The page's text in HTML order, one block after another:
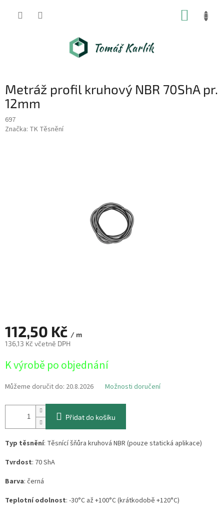
Metráž profil kruhový NBR 70ShA pr.
12mm
697
Značka: TK Těsnění
112,50 Kč / m
136,13 Kč včetně DPH
cena:
K výrobě po objednání
Můžeme doručit do: 20.8.2026 Možnosti doručení
Přidat do košíku
Typ těsnění: Těsnící šňůra kruhová NBR (pouze statická aplikace)
Tvrdost: 70 ShA
Barva: černá
Teplotní odolnost: -30°C až +100°C (krátkodobě +120°C)